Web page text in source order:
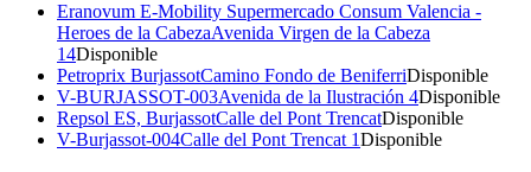
Eranovum E-Mobility Supermercado Consum Valencia -
Heroes de la CabezaAvenida Virgen de la Cabeza
14Disponible
Petroprix BurjassotCamino Fondo de BeniferriDisponible
V-BURJASSOT-003Avenida de la Ilustración 4Disponible
Repsol ES, BurjassotCalle del Pont TrencatDisponible
V-Burjassot-004Calle del Pont Trencat 1Disponible